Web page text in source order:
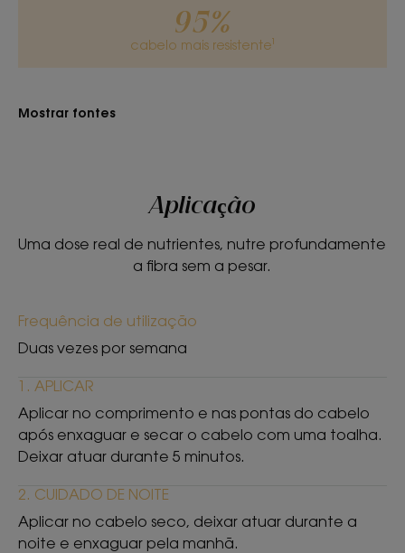
• Reparador: Restabelece o brilho, respeita a cor e
ajuda a reparar o cabelo seco.
Benefícios da textura
Creme.
Aroma do produto
Manga.
95%
cabelo mais resistente¹
Mostrar fontes
Aplicação
Uma dose real de nutrientes, nutre profundamente
a fibra sem a pesar.
Frequência de utilização
Duas vezes por semana
1. APLICAR
Aplicar no comprimento e nas pontas do cabelo
após enxaguar e secar o cabelo com uma toalha.
Deixar atuar durante 5 minutos.
2. CUIDADO DE NOITE
Aplicar no cabelo seco, deixar atuar durante a
noite e enxaguar pela manhã.